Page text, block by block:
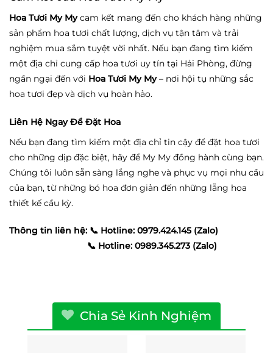
Hoa Tươi My Mycam kết mang đến cho khách hàng những
sản phẩm hoa tươi chất lượng, dịch vụ tận tâm và trải
nghiệm mua sắm tuyệt vời nhất. Nếu bạn đang tìm kiếm
một địa chỉ cung cấp hoa tươi uy tín tại Hải Phòng, đừng
ngần ngại đến với Hoa Tươi My My– nơi hội tụ những sắc
hoa tươi đẹp và dịch vụ hoàn hảo.
Liên Hệ Ngay Để Đặt Hoa
Nếu bạn đang tìm kiếm một địa chỉ tin cậy để đặt hoa tươi
cho những dịp đặc biệt, hãy để My My đồng hành cùng bạn.
Chúng tôi luôn sẵn sàng lắng nghe và phục vụ mọi nhu cầu
của bạn, từ những bó hoa đơn giản đến những lẵng hoa
thiết kế cầu kỳ.
Thông tin liên hệ: 📞 Hotline: 0979.424.145 (Zalo)
📞 Hotline: 0989.345.273 (Zalo)
Chia Sẻ Kinh Nghiệm